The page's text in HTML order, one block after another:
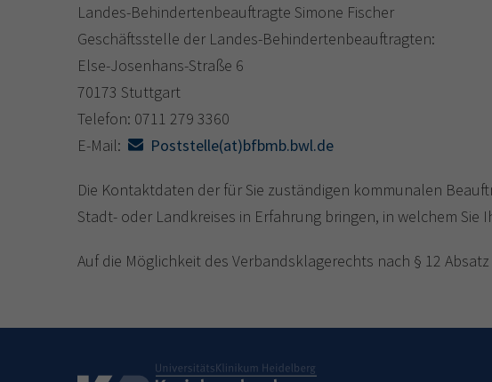
Landes-Behindertenbeauftragte Simone Fischer
Geschäftsstelle der Landes-Behindertenbeauftragten:
Else-Josenhans-Straße 6
70173 Stuttgart
Telefon: 0711 279 3360
E-Mail:
Poststelle(at)bfbmb.bwl.de
Die Kontaktdaten der für Sie zuständigen kommunalen
Stadt- oder Landkreises in Erfahrung bringen, in welchem Sie
Auf die Möglichkeit des Verbandsklagerechts nach § 12